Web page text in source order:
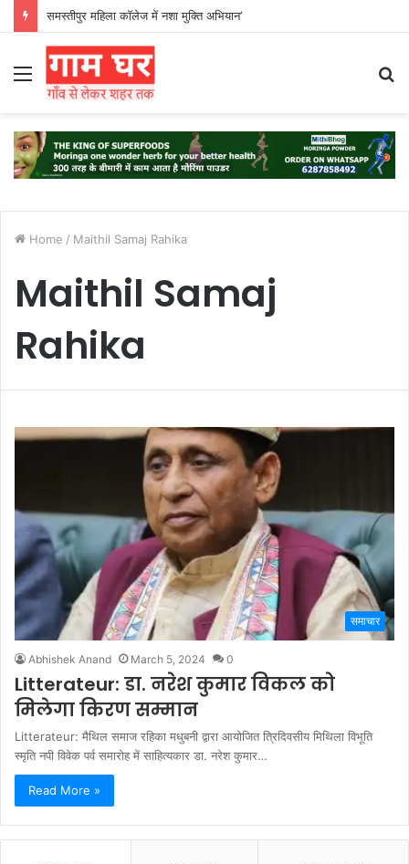
समस्तीपुर महिला कॉलेज में नशा मुक्ति अभियान’
Menu
Home / Maithil Samaj Rahika
Maithil Samaj
Rahika
समाचार
Abhishek Anand March 5, 2024 0
Litterateur: डा. नरेश कुमार विकल को
मिलेगा किरण सम्मान
Litterateur: मैथिल समाज रहिका मधुबनी द्वारा आयोजित त्रिदिवसीय मिथिला विभूति
स्मृति नपी विवेक पर्व समारोह में साहित्यकार डा. नरेश कुमार…
Read More »